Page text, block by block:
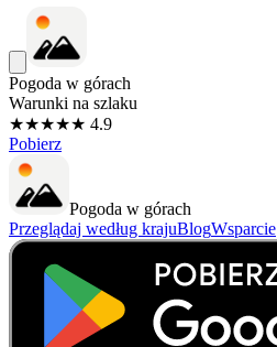
Pogoda w górach
Warunki na szlaku
★★★★★ 4.9
Pobierz
Pogoda w górach
Przeglądaj według krajuBlogWsparcie